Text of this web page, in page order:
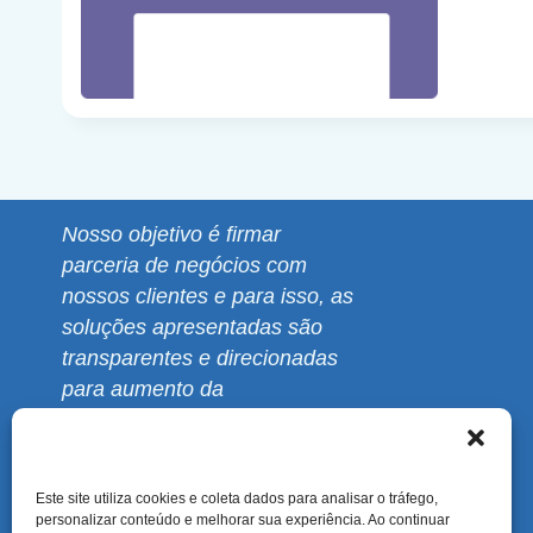
Este site utiliza cookies e coleta dados para analisar o tráfego,
personalizar conteúdo e melhorar sua experiência. Ao continuar
Nosso objetivo é firmar
parceria de negócios com
nossos clientes e para isso, as
soluções apresentadas são
transparentes e direcionadas
para aumento da